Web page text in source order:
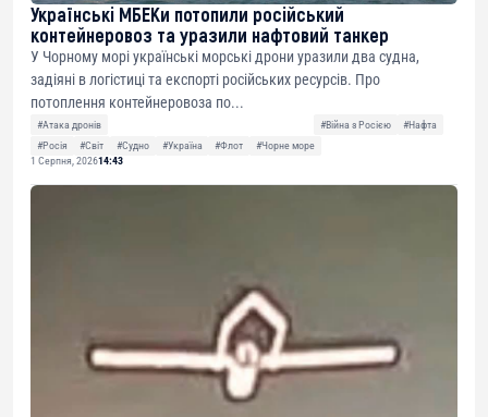
Українські МБЕКи потопили російський
контейнеровоз та уразили нафтовий танкер
У Чорному морі українські морські дрони уразили два судна,
задіяні в логістиці та експорті російських ресурсів. Про
потоплення контейнеровоза по...
#Атака дронів #Війна з Росією
#Нафта
#Росія
#Світ #Судно #Україна #Флот
#Чорне море
1 Серпня, 202614:43